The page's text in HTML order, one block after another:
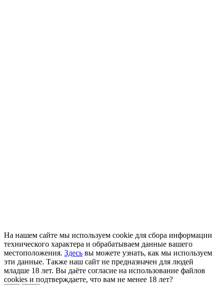
На нашем сайте мы используем cookie для сбора информации
технического характера и обрабатываем данные вашего
местоположения. Здесь вы можете узнать, как мы используем
эти данные. Также наш сайт не предназначен для людей
младше 18 лет. Вы даёте согласие на использование файлов
cookies и подтверждаете, что вам не менее 18 лет?